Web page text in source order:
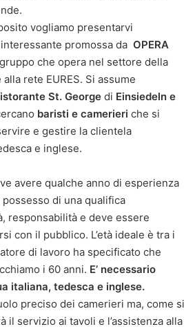
vogliamo presentarvi
promossa da OPERA
che opera nel settore della
rete EURES. Si assume
St. George di Einsiedeln e
baristi e camerieri che si
e gestire la clientela
e inglese.
avere qualche anno di esperienza
di una qualifica
responsabilità e deve essere
con il pubblico. L’età ideale è tra i
di lavoro ha specificato che
i 60 anni. E’ necessario
italiana, tedesca e inglese.
preciso dei camerieri ma, come si
il servizio ai tavoli e l’assistenza alla